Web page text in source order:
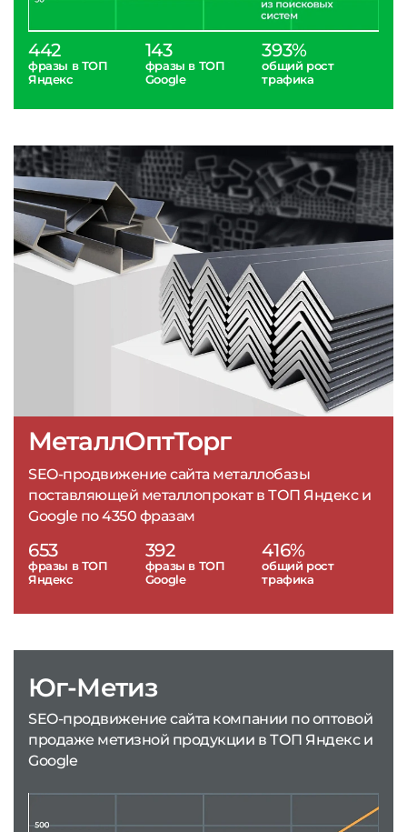
МеталлОптТорг
SEO-продвижение сайта металлобазы
поставляющей металлопрокат в ТОП Яндекс и
Google по 4350 фразам
653
фразы в ТОП
Яндекс
392
фразы в ТОП
Google
416%
общий рост
трафика
442
фразы в ТОП
Яндекс
143
фразы в ТОП
Google
393%
общий рост
трафика
Юг-Метиз
SEO-продвижение сайта компании по оптовой
продаже метизной продукции в ТОП Яндекс и
Google